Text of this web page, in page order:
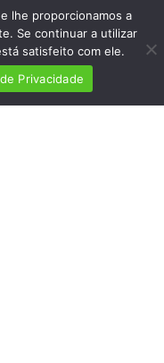
lhe proporcionamos a
Se continuar a utilizar
satisfeito com ele.
Privacidade